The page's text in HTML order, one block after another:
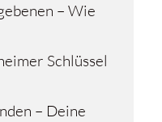
– Wie
Schlüssel
– Deine